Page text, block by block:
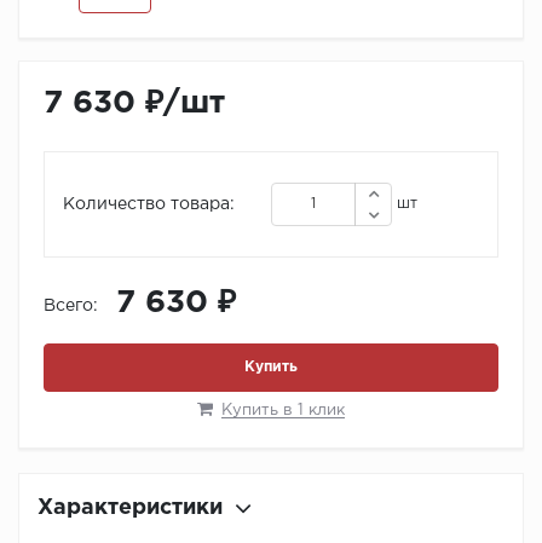
7 630 ₽/шт
Количество товара: шт
Всего: 7 630 ₽
Купить
Купить в 1 клик
Характеристики